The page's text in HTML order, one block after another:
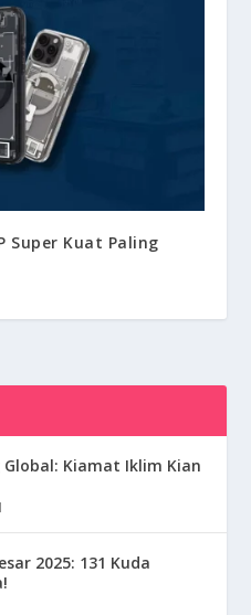
Super Kuat Paling
Global: Kiamat Iklim Kian
2025: 131 Kuda